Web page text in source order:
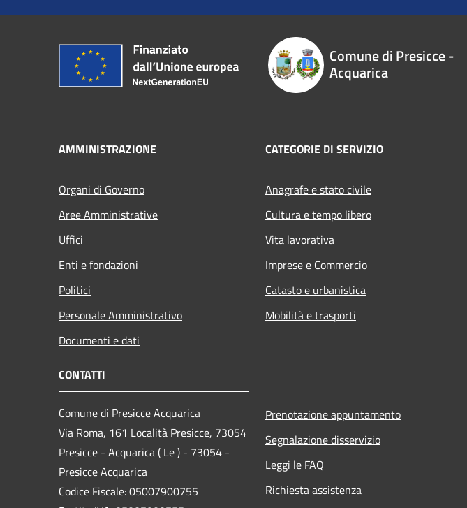
Comune di Presicce -
Acquarica
AMMINISTRAZIONE
Organi di Governo
Aree Amministrative
Uffici
Enti e fondazioni
Politici
Personale Amministrativo
Documenti e dati
CATEGORIE DI SERVIZIO
Anagrafe e stato civile
Cultura e tempo libero
Vita lavorativa
Imprese e Commercio
Catasto e urbanistica
Mobilità e trasporti
CONTATTI
Comune di Presicce Acquarica
Via Roma, 161 Località Presicce, 73054
Presicce - Acquarica ( Le ) - 73054 -
Presicce Acquarica
Codice Fiscale: 05007900755
Prenotazione appuntamento
Segnalazione disservizio
Leggi le FAQ
Richiesta assistenza